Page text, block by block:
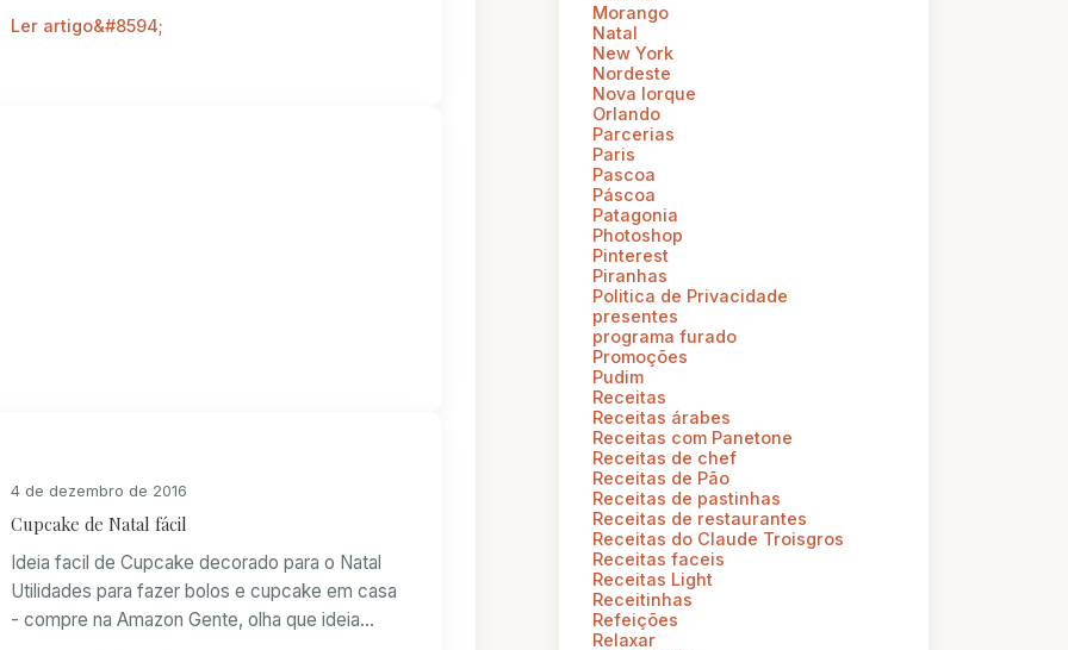
Ler artigo
4 de dezembro de 2016
Cupcake de Natal fácil
Ideia facil de Cupcake decorado para o Natal
Utilidades para fazer bolos e cupcake em casa
- compre na Amazon Gente, olha que ideia
Morango
Natal
New York
Nordeste
Nova Iorque
Orlando
Parcerias
Paris
Pascoa
Páscoa
Patagonia
Photoshop
Pinterest
Piranhas
Politica de Privacidade
presentes
programa furado
Promoções
Pudim
Receitas
Receitas árabes
Receitas com Panetone
Receitas de chef
Receitas de Pão
Receitas de pastinhas
Receitas de restaurantes
Receitas do Claude Troisgros
Receitas faceis
Receitas Light
Receitinhas
Refeições
Relaxar